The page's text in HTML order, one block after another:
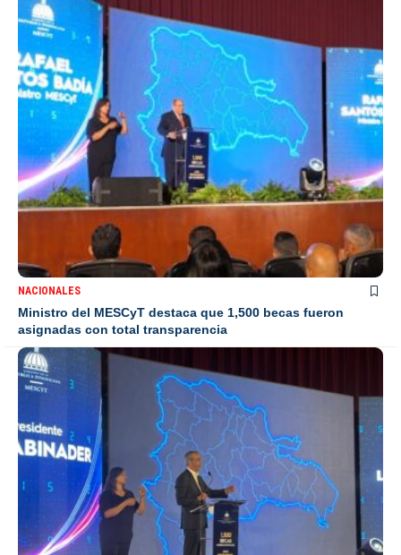
NACIONALES
Ministro del MESCyT destaca que 1,500 becas fueron
asignadas con total transparencia